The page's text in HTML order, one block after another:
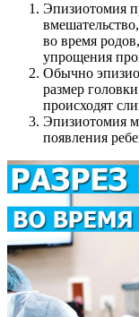
Эпизиотомия
во время
упрощения
Обычно
размер
происходят
Эпизиотомия
появления